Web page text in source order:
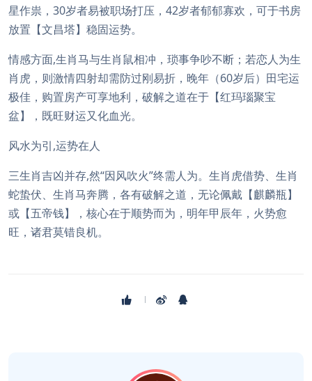
星作祟，30岁者易被职场打压，42岁者郁郁寡欢，可于书房
放置【文昌塔】稳固运势。
情感方面,生肖马与生肖鼠相冲，琐事争吵不断；若恋人为生
肖虎，则激情四射却需防过刚易折，晚年（60岁后）田宅运
极佳，购置房产可享地利，破解之道在于【红玛瑙聚宝
盆】，既旺财运又化血光。
风水为引,运势在人
三生肖吉凶并存,然“因风吹火”终需人为。生肖虎借势、生肖
蛇蛰伏、生肖马奔腾，各有破解之道，无论佩戴【麒麟瓶】
或【五帝钱】，核心在于顺势而为，明年甲辰年，火势愈
旺，诸君莫错良机。